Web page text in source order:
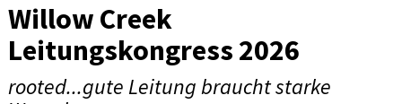
Willow Creek
Leitungskongress 2026
rooted...gute Leitung braucht starke